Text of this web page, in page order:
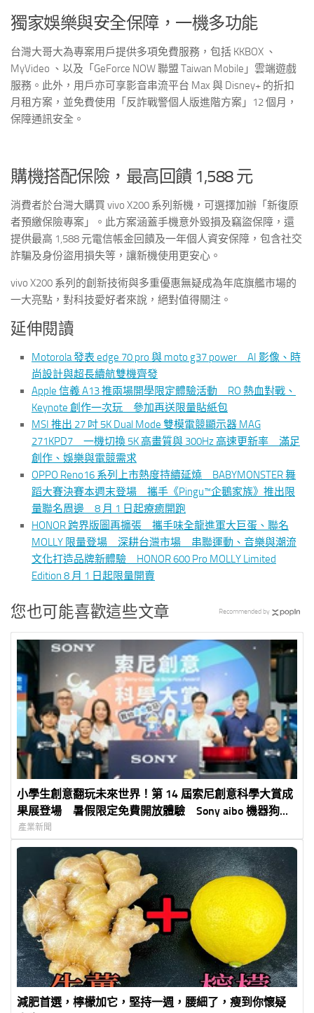
獨家娛樂與安全保障，一機多功能
台灣大哥大為專案用戶提供多項免費服務，包括 KKBOX 、
MyVideo 、以及「GeForce NOW 聯盟 Taiwan Mobile」雲端遊戲
服務。此外，用戶亦可享影音串流平台 Max 與 Disney+ 的折扣
月租方案，並免費使用「反詐戰警個人版進階方案」12 個月，
保障通訊安全。
購機搭配保險，最高回饋 1,588 元
消費者於台灣大購買 vivo X200 系列新機，可選擇加辦「新復原
者預繳保險專案」。此方案涵蓋手機意外毀損及竊盜保障，還
提供最高 1,588 元電信帳金回饋及一年個人資安保障，包含社交
詐騙及身份盜用損失等，讓新機使用更安心。
vivo X200 系列的創新技術與多重優惠無疑成為年底旗艦市場的
一大亮點，對科技愛好者來說，絕對值得關注。
延伸閱讀
Motorola 發表 edge 70 pro 與 moto g37 power AI 影像、時
尚設計與超長續航雙機齊發
Apple 信義 A13 推兩場開學限定體驗活動 RO 熱血對戰、
Keynote 創作一次玩 參加再送限量貼紙包
MSI 推出 27 吋 5K Dual Mode 雙模電競顯示器 MAG
271KPD7 一機切換 5K 高畫質與 300Hz 高速更新率 滿足
創作、娛樂與電競需求
OPPO Reno16 系列上市熱度持續延燒 BABYMONSTER 舞
蹈大賽決賽本週末登場 攜手《Pingu™企鵝家族》推出限
量聯名周邊 8 月 1 日起療癒開跑
HONOR 跨界版圖再擴張 攜手味全龍進軍大巨蛋、聯名
MOLLY 限量登場 深耕台灣市場 串聯運動、音樂與潮流
文化打造品牌新體驗 HONOR 600 Pro MOLLY Limited
Edition 8 月 1 日起限量開賣
您也可能喜歡這些文章
小學生創意翻玩未來世界！第 14 屆索尼創意科學大賞成
果展登場 暑假限定免費開放體驗 Sony aibo 機器狗、
裸視 3D 顯示器首度來台展出
產業新聞
減肥首選，檸檬加它，堅持一週，腰細了，瘦到你懷疑
Recommended by